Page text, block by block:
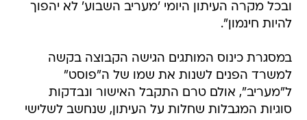
ובכל מקרה העיתון היומי 'מעריב השבוע' לא יהפוך
להיות חינמון".
במסגרת כינוס המותגים הגישה הקבוצה בקשה
למשרד הפנים לשנות את שמו של ה"פוסט"
ל"מעריב", אולם טרם התקבל האישור ונבדקות
סוגיות המגבלות שחלות על העיתון, שנחשב לשלישי